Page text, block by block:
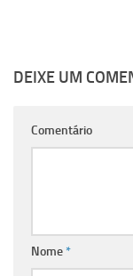
DEIXE UM
Comentário
Nome*